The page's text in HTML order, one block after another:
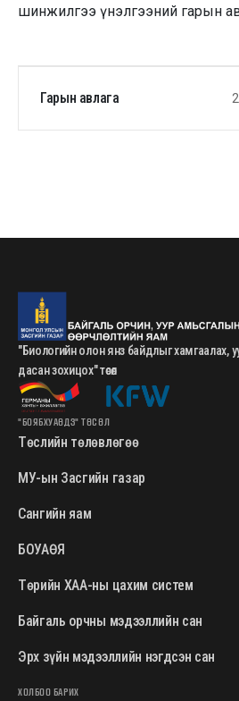
шинжилгээ үнэлгээний гарын
Гарын авлага
"Биологийн олон янз байдлыг хамгаалах, уур
дасан зохицох" төсөл
"БОЯБХУАӨДЗ" ТӨСӨЛ
Төслийн төлөвлөгөө
МУ-ын Засгийн газар
Сангийн яам
БОУАӨЯ
Төрийн ХАА-ны цахим систем
Байгаль орчны мэдээллийн сан
Эрх зүйн мэдээллийн нэгдсэн сан
ХОЛБОО БАРИХ